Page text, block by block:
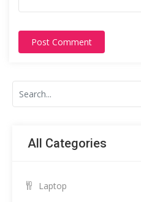
Post Comment
All Categories
Laptop